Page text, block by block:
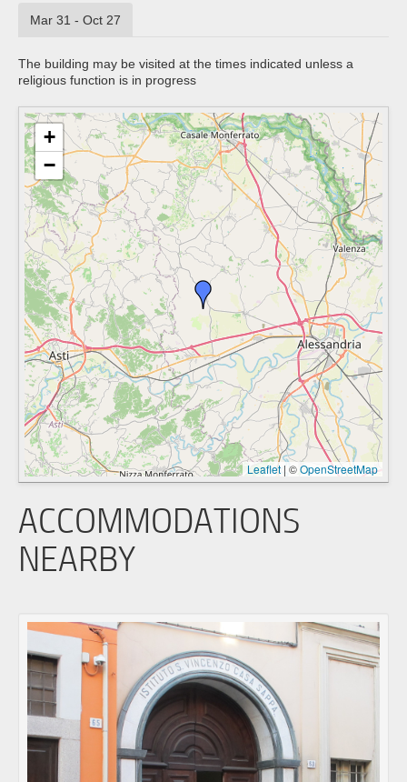
Mar 31 - Oct 27
The building may be visited at the times indicated unless a
religious function is in progress
+
−
Leaflet | ©OpenStreetMap
ACCOMMODATIONS
NEARBY